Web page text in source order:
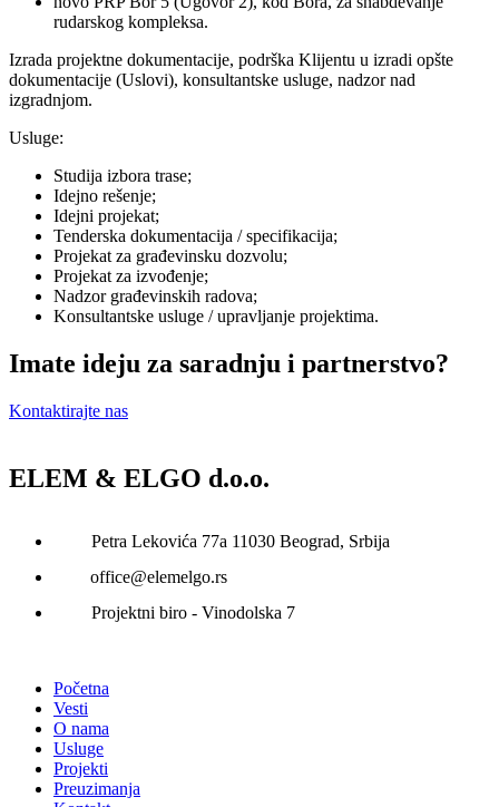
rudarskog kompleksa.
Izrada projektne dokumentacije, podrška Klijentu u izradi opšte
dokumentacije (Uslovi), konsultantske usluge, nadzor nad
izgradnjom.
Usluge:
Studija izbora trase;
Idejno rešenje;
Idejni projekat;
Tenderska dokumentacija / specifikacija;
Projekat za građevinsku dozvolu;
Projekat za izvođenje;
Nadzor građevinskih radova;
Konsultantske usluge / upravljanje projektima.
Imate ideju za saradnju i partnerstvo?
Kontaktirajte nas
ELEM & ELGO d.o.o.
Petra Lekovića 77а 11030 Beograd, Srbija
office@elemelgo.rs
Projektni biro - Vinodolska 7
Početna
Vesti
O nama
Usluge
Projekti
Preuzimanja